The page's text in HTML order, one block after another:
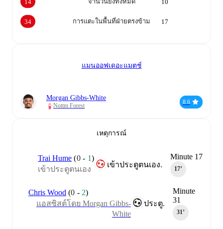
14 10
การแตะในพื้นที่ฝ่ายตรงข้าม
34 17
แมนออฟเดอะแมตช์
Morgan Gibbs-White
Nottm Forest
8.6
เหตุการณ์
Minute 17
17‎’‎
เข้าประตูตนเอง.
Trai Hume (0- 1)
เข้าประตูตนเอง
Minute
31
31‎’‎
ประตู.
Chris Wood (0 - 2)
แอสซิสต์โดย Morgan Gibbs-
White